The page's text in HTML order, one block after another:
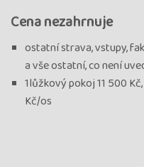
Cena nezahrnuje
ostatní strava, vstupy,
a vše ostatní, co není
1lůžkový pokoj 11 500
Kč/os